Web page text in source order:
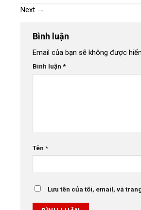
Next →
Bình luận
Email của bạn sẽ không được
Bình luận *
Tên *
Lưu tên của tôi, email, và